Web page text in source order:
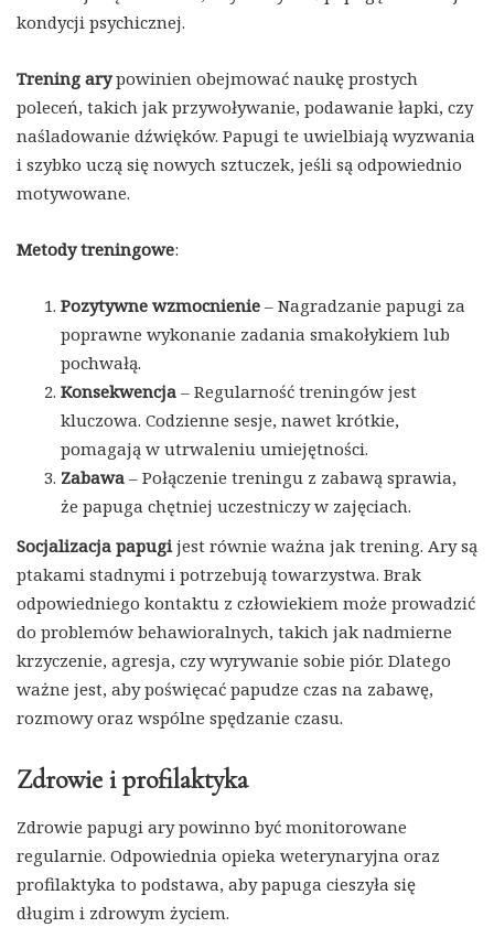
kondycji psychicznej.
Trening arypowinien obejmować naukę prostych
poleceń, takich jak przywoływanie, podawanie łapki, czy
naśladowanie dźwięków. Papugi te uwielbiają wyzwania
i szybko uczą się nowych sztuczek, jeśli są odpowiednio
motywowane.
Metody treningowe:
Pozytywne wzmocnienie – Nagradzanie papugi za
poprawne wykonanie zadania smakołykiem lub
pochwałą.
Konsekwencja – Regularność treningów jest
kluczowa. Codzienne sesje, nawet krótkie,
pomagają w utrwaleniu umiejętności.
Zabawa – Połączenie treningu z zabawą sprawia,
że papuga chętniej uczestniczy w zajęciach.
Socjalizacja papugi jest równie ważna jak trening. Ary są
ptakami stadnymi i potrzebują towarzystwa. Brak
odpowiedniego kontaktu z człowiekiem może prowadzić
do problemów behawioralnych, takich jak nadmierne
krzyczenie, agresja, czy wyrywanie sobie piór. Dlatego
ważne jest, aby poświęcać papudze czas na zabawę,
rozmowy oraz wspólne spędzanie czasu.
Zdrowie i profilaktyka
Zdrowie papugi ary powinno być monitorowane
regularnie. Odpowiednia opieka weterynaryjna oraz
profilaktyka to podstawa, aby papuga cieszyła się
długim i zdrowym życiem.